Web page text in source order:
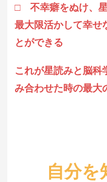
□
不幸癖をぬけ、
最大限活かして幸せ
とができる
これが星読みと脳科
み合わせた時の最大
自分を